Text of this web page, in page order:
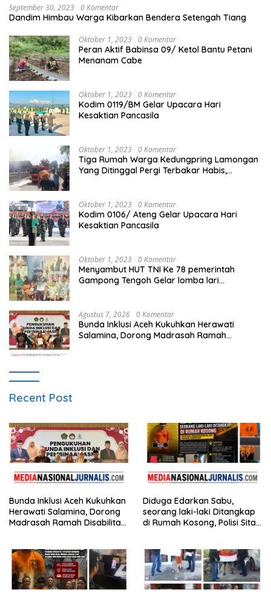
September 30, 2023 0 Komentar
Dandim Himbau Warga Kibarkan Bendera Setengah Tiang
Oktober 1, 2023 0 Komentar
Peran Aktif Babinsa 09/ Ketol Bantu Petani
Menanam Cabe
Oktober 1, 2023 0 Komentar
Kodim 0119/BM Gelar Upacara Hari
Kesaktian Pancasila
Oktober 1, 2023 0 Komentar
Tiga Rumah Warga Kedungpring Lamongan
Yang Ditinggal Pergi Terbakar Habis,
Oktober 1, 2023 0 Komentar
Kodim 0106/ Ateng Gelar Upacara Hari
Kesaktian Pancasila
Oktober 1, 2023 0 Komentar
Menyambut HUT TNI Ke 78 pemerintah
Gampong Tengoh Gelar lomba lari
Agustus 7, 2026 0 Komentar
Bunda Inklusi Aceh Kukuhkan Herawati
Salamina, Dorong Madrasah Ramah
Recent Post
Bunda Inklusi Aceh Kukuhkan
Herawati Salamina, Dorong
Madrasah Ramah Disabilitas
Diduga Edarkan Sabu,
seorang laki-laki Ditangkap
di Rumah Kosong, Polisi Sita